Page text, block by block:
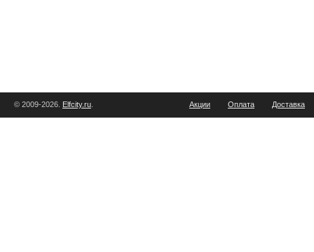
© 2009-2026. Elfcity.ru Акции Оплата Доставка